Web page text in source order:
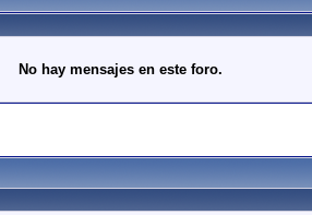
No hay mensajes en este foro.